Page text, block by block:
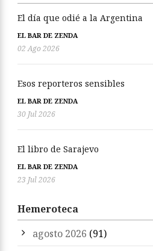
El día que odié a la Argentina
EL BAR DE ZENDA
02 Ago 2026
Esos reporteros sensibles
EL BAR DE ZENDA
30 Jul 2026
El libro de Sarajevo
EL BAR DE ZENDA
23 Jul 2026
Hemeroteca
agosto 2026 (91)